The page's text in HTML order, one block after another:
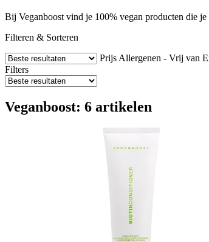
Bij Veganboost vind je 100% vegan producten die
Filteren & Sorteren
Prijs Allergenen - Vrij van
Filters
Veganboost: 6 artikelen